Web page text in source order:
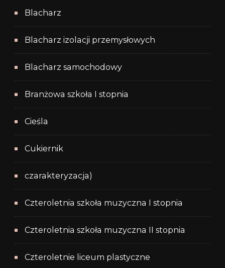
Blacharz
Blacharz izolacji przemysłowych
Blacharz samochodowy
Branżowa szkoła I stopnia
Cieśla
Cukiernik
czarakteryzacja)
Czteroletnia szkoła muzyczna I stopnia
Czteroletnia szkoła muzyczna II stopnia
Czteroletnie liceum plastyczne